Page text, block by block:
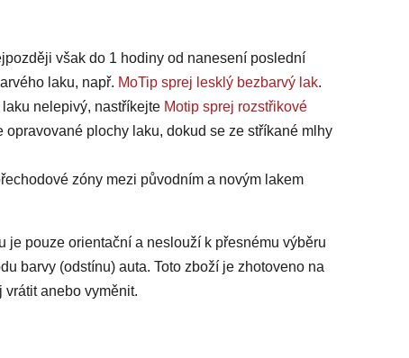
však do 1 hodiny od nanesení poslední
laku, např. MoTip sprej lesklý bezbarvý lak.
nelepivý, nastříkejte Motip sprej rozstřikové
opravované plochy laku, dokud se ze stříkané mlhy
zóny mezi původním a novým lakem
je pouze orientační a neslouží k přesnému výběru
barvy (odstínu) auta. Toto zboží je zhotoveno na
anebo vyměnit.